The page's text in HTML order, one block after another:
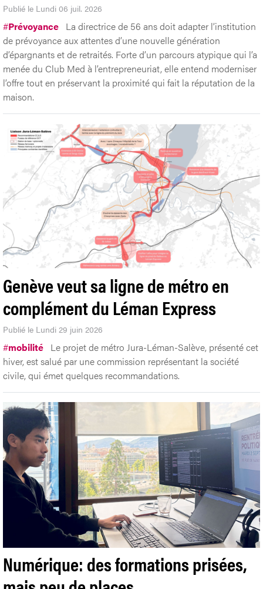
Publié le Lundi 06 juil. 2026
#Prévoyance La directrice de 56 ans doit adapter l’institution
de prévoyance aux attentes d’une nouvelle génération
d’épargnants et de retraités. Forte d’un parcours atypique qui l’a
menée du Club Med à l’entrepreneuriat, elle entend moderniser
l’offre tout en préservant la proximité qui fait la réputation de la
maison.
Genève veut sa ligne de métro en
complément du Léman Express
Publié le Lundi 29 juin 2026
#mobilité Le projet de métro Jura-Léman-Salève, présenté cet
hiver, est salué par une commission représentant la société
civile, qui émet quelques recommandations.
Numérique: des formations prisées,